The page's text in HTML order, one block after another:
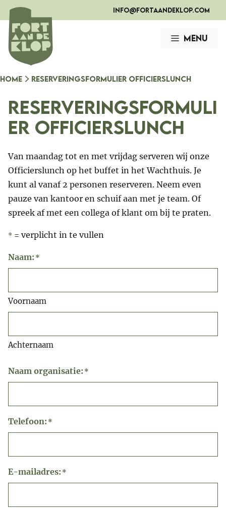
naar
de
inhoud
info@fortaandeklop.com
Menu
Home Reserveringsformulier Officierslunch
Reserveringsformuli
er Officierslunch
Van maandag tot en met vrijdag serveren wij onze
Officierslunch op het buffet in het Wachthuis. Je
kunt al vanaf 2 personen reserveren. Neem even
pauze van kantoor en schuif aan met je team. Of
spreek af met een collega of klant om bij te praten.
* = verplicht in te vullen
Naam: *
Voornaam
Achternaam
Naam organisatie: *
Telefoon: *
E-mailadres: *